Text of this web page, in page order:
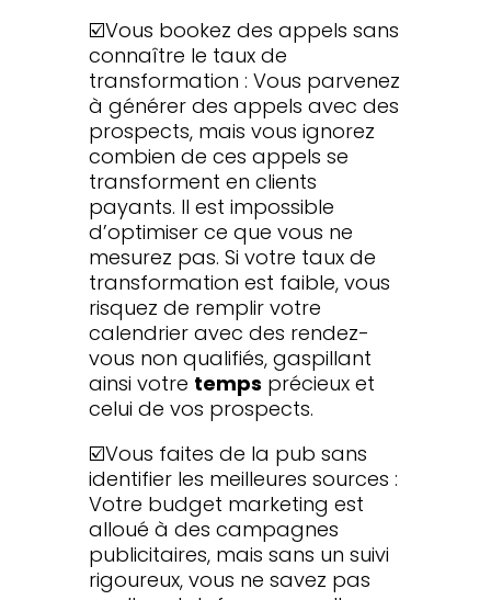
☑️Vous bookez des appels sans
connaître le taux de
transformation : Vous parvenez
à générer des appels avec des
prospects, mais vous ignorez
combien de ces appels se
transforment en clients
payants. Il est impossible
d’optimiser ce que vous ne
mesurez pas. Si votre taux de
transformation est faible, vous
risquez de remplir votre
calendrier avec des rendez-
vous non qualifiés, gaspillant
ainsi votre temps précieux et
celui de vos prospects.
☑️Vous faites de la pub sans
identifier les meilleures sources :
Votre budget marketing est
alloué à des campagnes
publicitaires, mais sans un suivi
rigoureux, vous ne savez pas